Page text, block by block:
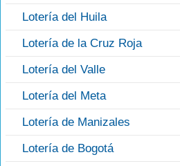
Lotería del Huila
Lotería de la Cruz Roja
Lotería del Valle
Lotería del Meta
Lotería de Manizales
Lotería de Bogotá